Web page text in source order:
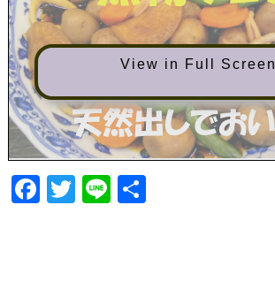
View in Full Screen
F T Li 共